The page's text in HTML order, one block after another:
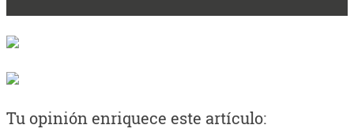
Tu opinión enriquece este artículo: